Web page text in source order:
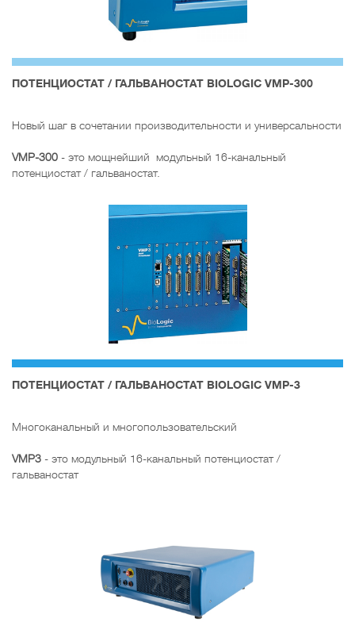
ПОТЕНЦИОСТАТ / ГАЛЬВАНОСТАТ BIOLOGIC VMP-300
Новый шаг в сочетании производительности и универсальности
VMP-300 - это мощнейший модульный 16-канальный
потенциостат / гальваностат.
ПОТЕНЦИОСТАТ / ГАЛЬВАНОСТАТ BIOLOGIC VMP-3
Многоканальный и многопользовательский
VMP3 - это модульный 16-канальный потенциостат /
гальваностат